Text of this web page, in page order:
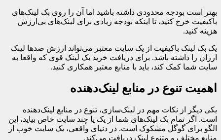
بهتر است بودجه محدودی داشته باشید اما آن را روی بک لینک‌های
باکیفیت خرج کنید، تا اینکه بودجه زیادی برای لینک‌های بی‌ارزش
هزینه کنید.
یک بک لینک باکیفیت از یک سایت معتبر می‌تواند ارزش صدها لینک
ارزان را داشته باشد. برای دریافت خرید بک لینک قوی که واقعا به
سایت شما کمک کند، باید با منابع معتبر همکاری کنید.
اهمیت تنوع در منابع لینک‌دهنده
یکی دیگر از نکات مهم در لینک‌سازی، تنوع در منابع لینک‌دهنده
است. اگر تمام بک لینک‌های شما از یک یا چند سایت خاص بیاید، این
الگو برای گوگل مشکوک است. در دنیای واقعی، یک سایت خوب از
منابع مختلف و متنوع لینک دریافت می‌کند.